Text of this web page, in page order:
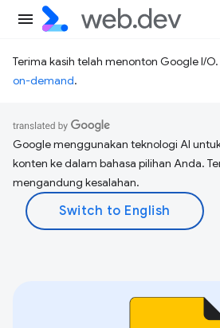
Terima kasih telah menonton Google I/O.
on-demand.
Google menggunakan teknologi AI
konten ke dalam bahasa pilihan Anda.
mengandung kesalahan.